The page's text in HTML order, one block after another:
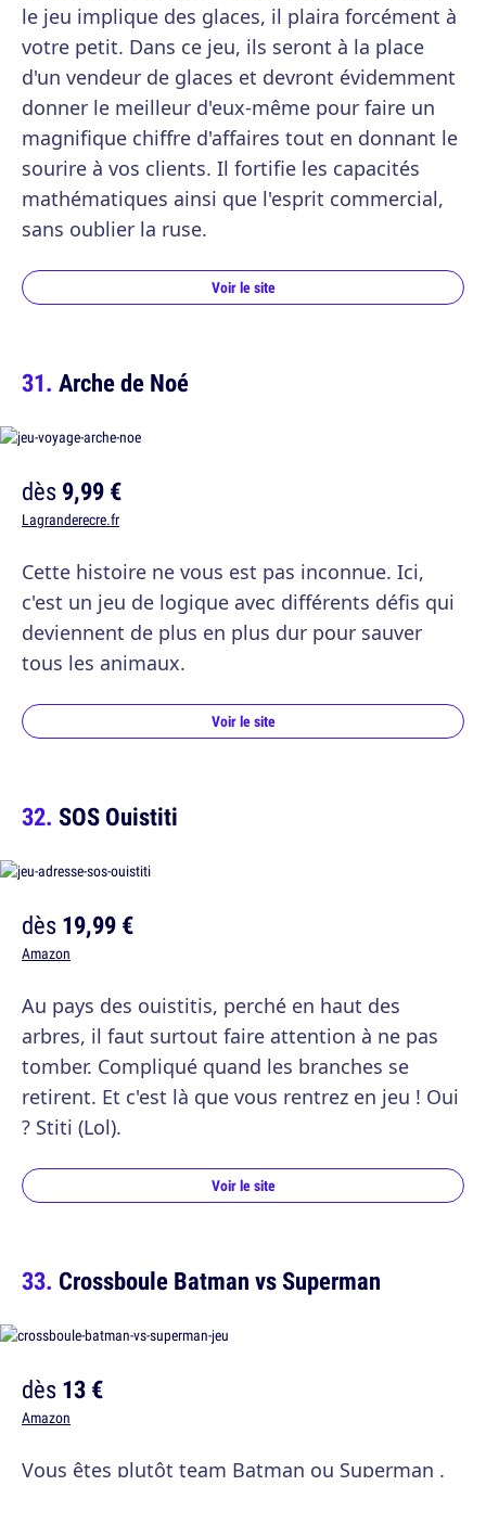
le jeu implique des glaces, il plaira forcément à
votre petit. Dans ce jeu, ils seront à la place
d'un vendeur de glaces et devront évidemment
donner le meilleur d'eux-même pour faire un
magnifique chiffre d'affaires tout en donnant le
sourire à vos clients. Il fortifie les capacités
mathématiques ainsi que l'esprit commercial,
sans oublier la ruse.
Voir le site
Arche de Noé
dès9,99 €
Lagranderecre.fr
Cette histoire ne vous est pas inconnue. Ici,
c'est un jeu de logique avec différents défis qui
deviennent de plus en plus dur pour sauver
tous les animaux.
Voir le site
SOS Ouistiti
dès19,99 €
Amazon
Au pays des ouistitis, perché en haut des
arbres, il faut surtout faire attention à ne pas
tomber. Compliqué quand les branches se
retirent. Et c'est là que vous rentrez en jeu ! Oui
? Stiti (Lol).
Voir le site
Crossboule Batman vs Superman
dès13 €
Amazon
Vous êtes plutôt team Batman ou Superman .